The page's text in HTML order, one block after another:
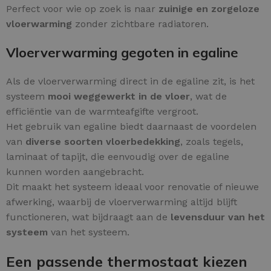
Perfect voor wie op zoek is naar zuinige en zorgeloze
vloerwarming zonder zichtbare radiatoren.
Vloerverwarming gegoten in egaline
Als de vloerverwarming direct in de egaline zit, is het
systeem mooi weggewerkt in de vloer, wat de
efficiëntie van de warmteafgifte vergroot.
Het gebruik van egaline biedt daarnaast de voordelen
van diverse soorten vloerbedekking, zoals tegels,
laminaat of tapijt, die eenvoudig over de egaline
kunnen worden aangebracht.
Dit maakt het systeem ideaal voor renovatie of nieuwe
afwerking, waarbij de vloerverwarming altijd blijft
functioneren, wat bijdraagt aan de levensduur van het
systeem van het systeem.
Een passende thermostaat kiezen